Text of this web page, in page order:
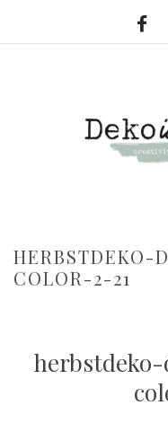
COLOR-2-21